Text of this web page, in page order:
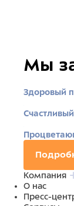
Мы
Здоровый
Компания
О нас
Пресс-